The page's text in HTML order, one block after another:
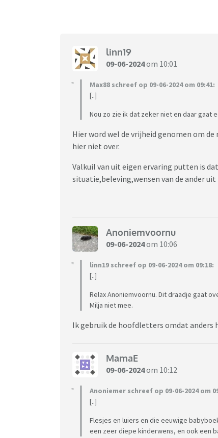
linn19
09-06-2024om 10:01
Max88 schreef op 09-06-2024 om 09:41:
[..]
Nou zo zie ik dat zeker niet en daar gaat
Hier word wel de vrijheid genomen om
hier niet over.
Valkuil van uit eigen ervaring putten is
situatie,beleving,wensen van de ander uit
Anoniemvoornu
09-06-2024om 10:06
linn19 schreef op 09-06-2024 om 09:18:
[..]
Relax Anoniemvoornu. Dit draadje gaat
Milja niet mee.
Ik gebruik de hoofdletters omdat anders
MamaE
09-06-2024om 10:12
Anoniemer schreef op 09-06-2024 om
[..]
Flesjes en luiers en die eeuwige
een zeer diepe kinderwens, en ook een